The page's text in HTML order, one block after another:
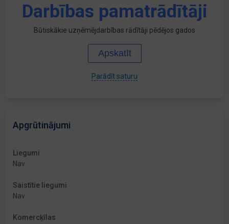
Darbības pamatrādītāji
Būtiskākie uzņēmējdarbības rādītāji pēdējos gados
Apskatīt
Parādīt saturu
Apgrūtinājumi
Liegumi
Nav
Saistītie liegumi
Nav
Komercķīlas